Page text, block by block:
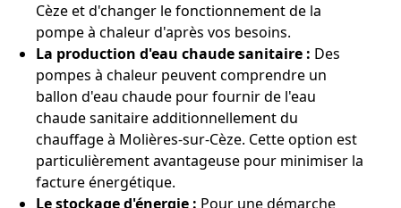
Cèze et d'changer le fonctionnement de la
pompe à chaleur d'après vos besoins.
La production d'eau chaude sanitaire : Des
pompes à chaleur peuvent comprendre un
ballon d'eau chaude pour fournir de l'eau
chaude sanitaire additionnellement du
chauffage à Molières-sur-Cèze. Cette option est
particulièrement avantageuse pour minimiser la
facture énergétique.
Le stockage d'énergie : Pour une démarche